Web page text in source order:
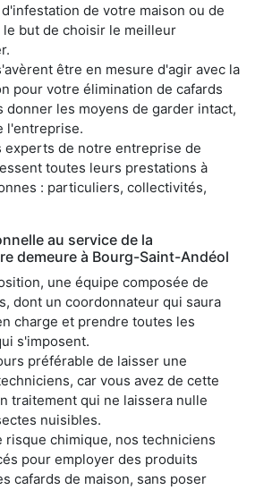
de votre maison ou de
but de choisir le meilleur
être en mesure d'agir avec la
pour votre élimination de cafards
donner les moyens de garder intact,
l'entreprise.
experts de notre entreprise de
toutes leurs prestations à
: particuliers, collectivités,
au service de la
demeure à Bourg-Saint-Andéol
une équipe composée de
dont un coordonnateur qui saura
charge et prendre toutes les
s'imposent.
préférable de laisser une
car vous avez de cette
traitement qui ne laissera nulle
nuisibles.
risque chimique, nos techniciens
pour employer des produits
cafards de maison, sans poser